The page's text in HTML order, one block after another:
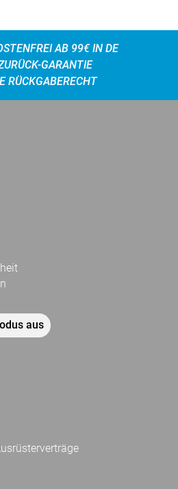
AB 99€ IN DE
GARANTIE
RÜCKGABERECHT
aus